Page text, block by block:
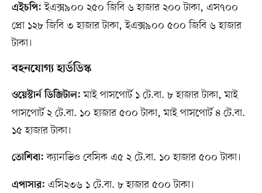
এইচপি: ইএক্স৯০০ ২৫০ জিবি ৬ হাজার ২০০ টাকা, এস৭০০
প্রো ১২৮ জিবি ৩ হাজার টাকা, ইএক্স৯০০ ৫০০ জিবি ৬ হাজার
টাকা।
বহনযোগ্য হার্ডডিস্ক
ওয়েস্টার্ন ডিজিটাল: মাই পাসপোর্ট ১ টে.বা. ৮ হাজার টাকা, মাই
পাসপোর্ট ২ টে.বা. ১০ হাজার ৫০০ টাকা, মাই পাসপোর্ট ৪ টে.বা.
১৫ হাজার টাকা।
তোশিবা: ক্যানভিও বেসিক এ৫ ২ টে.বা. ১০ হাজার ৫০০ টাকা।
এপাসার: এসি২৩৬ ১ টে.বা. ৮ হাজার ৫০০ টাকা।